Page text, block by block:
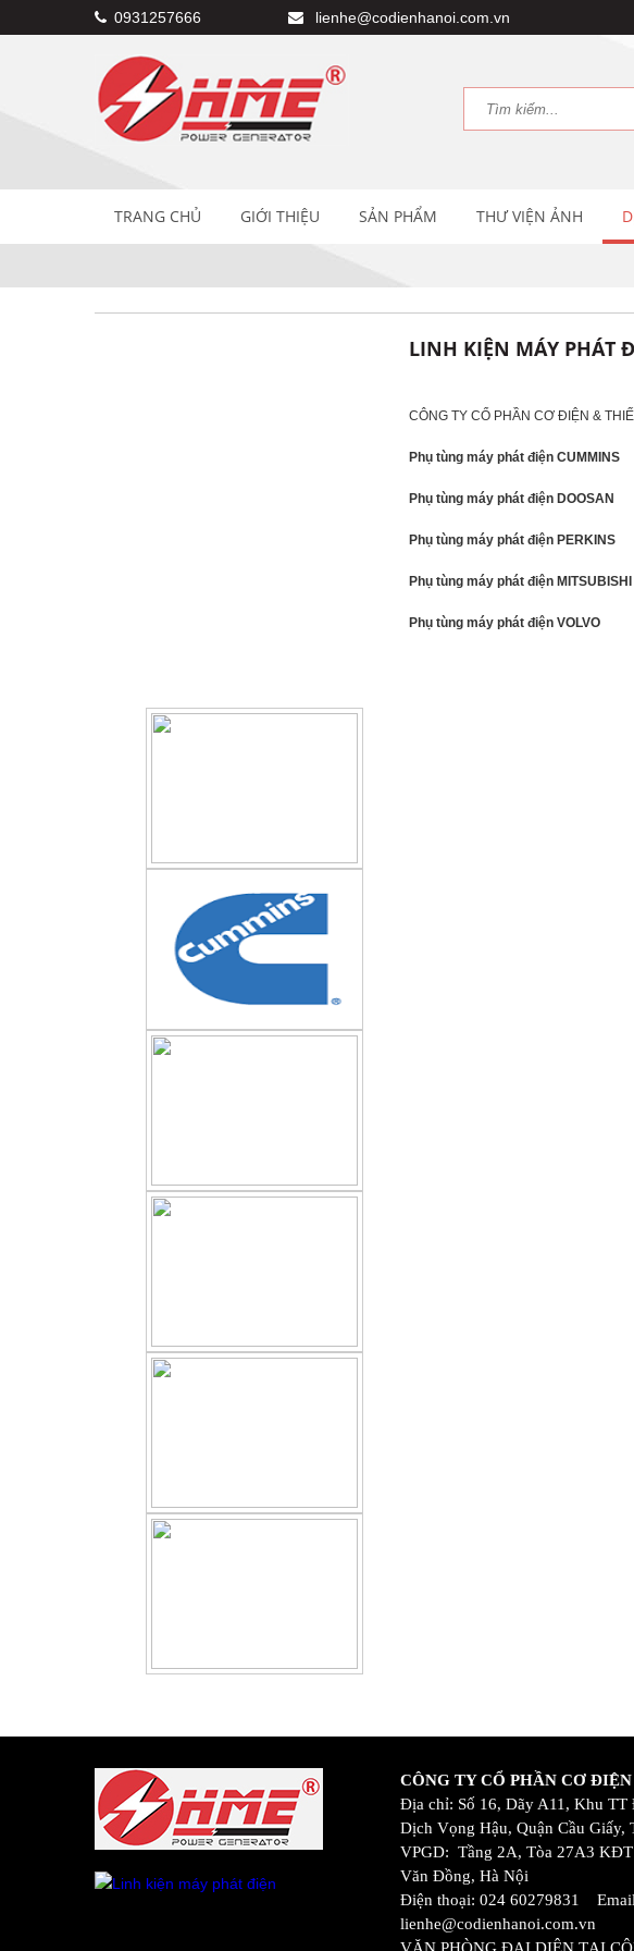
0931257666 lienhe@codienhanoi.com.vn
TRANG CHỦ GIỚI THIỆU SẢN PHẨM THƯ VIỆN ẢNH
LINH KIỆN MÁY PHÁT
CÔNG TY CỔ PHẦN CƠ ĐIỆN &
Phụ tùng máy phát điện CUMMINS
Phụ tùng máy phát điện DOOSAN
Phụ tùng máy phát điện PERKINS
Phụ tùng máy phát điện MITSUBISHI
Phụ tùng máy phát điện VOLVO
CÔNG TY CỔ PHẦN CƠ
Địa chỉ: Số 16, Dãy A11, Khu TT
Dịch Vọng Hậu, Quận Cầu Giấy,
VPGD: Tầng 2A, Tòa 27A3 KĐT
Văn Đồng, Hà Nội
Điện thoại: 024 60279831
lienhe@codienhanoi.com.vn